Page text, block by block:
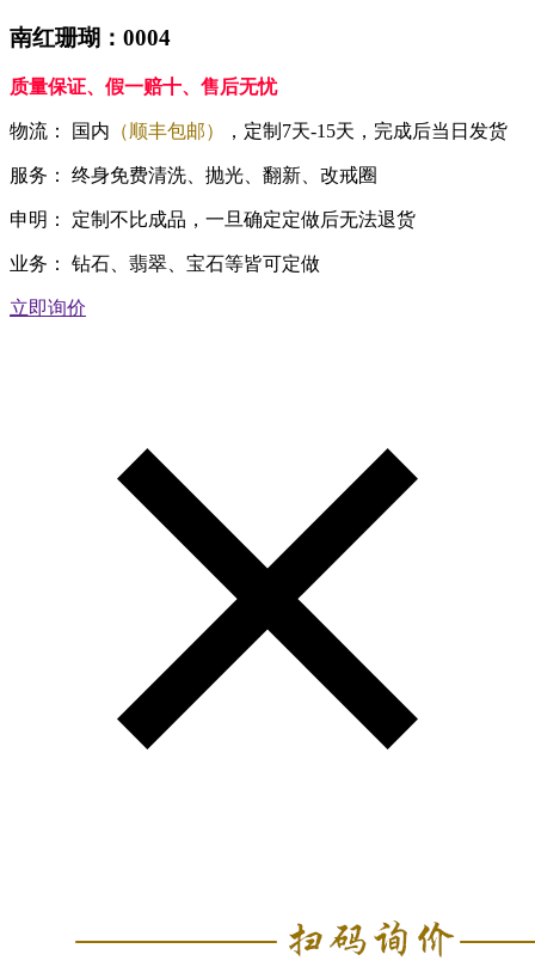
南红珊瑚：0004
质量保证、假一赔十、售后无忧
物流： 国内 （顺丰包邮） ，定制7天-15天，完成后当日发货
服务： 终身免费清洗、抛光、翻新、改戒圈
申明： 定制不比成品，一旦确定定做后无法退货
业务： 钻石、翡翠、宝石等皆可定做
立即询价